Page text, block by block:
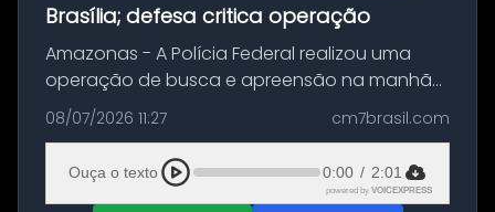
Brasília; defesa critica operação
Amazonas - A Polícia Federal realizou uma
operação de busca e apreensão na manhã
desta quarta-feira (8) na casa do ex-
presidente Jair Bolsonaro (PL), em Brasília. A
ação teve como objetivo localizar p...
08/07/2026 11:27 cm7brasil.com
Ouça o texto 0:00 / 2:01
powered by VOICEXPRESS